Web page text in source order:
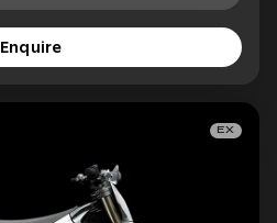
Enquire
EX